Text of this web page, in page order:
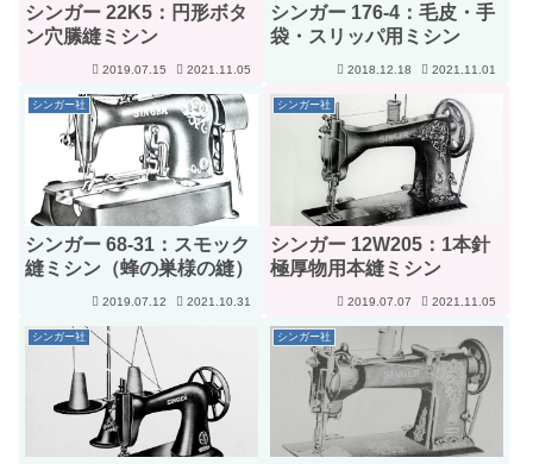
シンガー 22K5：円形ボタ
ン穴縢縫ミシン
2019.07.15 2021.11.05
シンガー 176-4：毛皮・手
袋・スリッパ用ミシン
2018.12.18 2021.11.01
シンガー社
シンガー 68-31：スモック
縫ミシン（蜂の巣様の縫）
2019.07.12 2021.10.31
シンガー社
シンガー 12W205：1本針
極厚物用本縫ミシン
2019.07.07 2021.11.05
シンガー社 シンガー社